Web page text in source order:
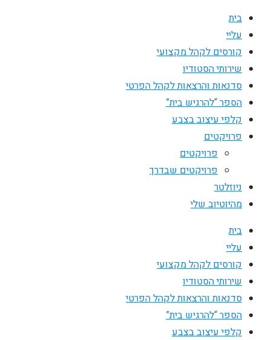
בית
עליי
קורסים לקהל מקצועי
שירותי הסטודיו
סדנאות והרצאות לקהל הפרטי
הספר “להרגיש בית”
קלפי עיצוב בצבע
פרויקטים
פרויקטים
פרויקטים שבדרך
ניוזלטר
מהיוטיוב שלי
בית
עליי
קורסים לקהל מקצועי
שירותי הסטודיו
סדנאות והרצאות לקהל הפרטי
הספר “להרגיש בית”
קלפי עיצוב בצבע